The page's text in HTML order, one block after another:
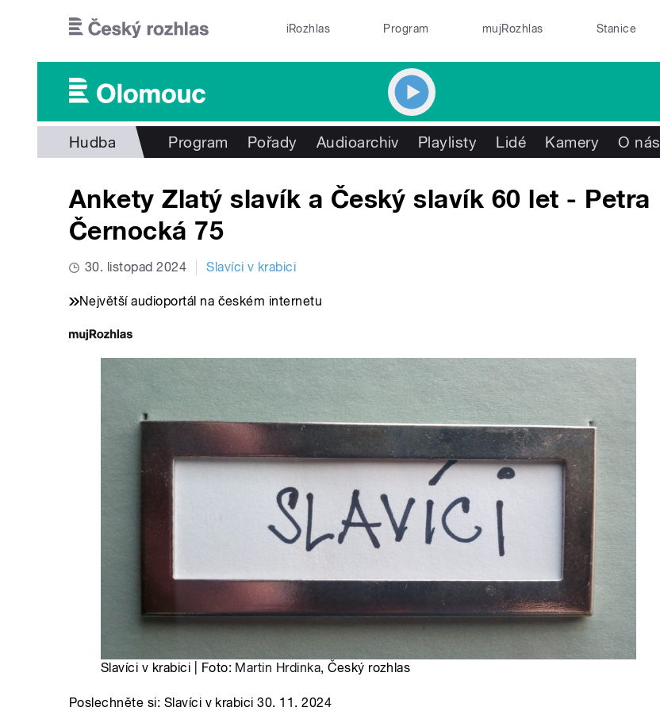
iRozhlas Program mujRozhlas Stanice
Hudba Program Pořady Audioarchiv Playlisty Lidé Kamery O nás
Ankety Zlatý slavík a Český slavík 60 let - Petra
Černocká 75
30. listopad 2024 Slavíci v krabici
Největší audioportál na českém internetu
Slavíci v krabici | Foto: Martin Hrdinka, Český rozhlas
Poslechněte si: Slavíci v krabici 30. 11. 2024